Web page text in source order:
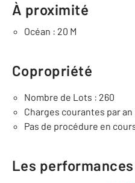
À proximité
Océan : 20 M
Copropriété
Nombre de Lots : 260
Charges courantes par an
Pas de procédure en
Les